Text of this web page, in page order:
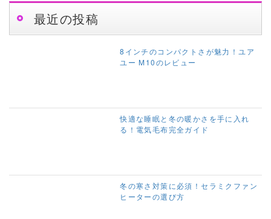
最近の投稿
8インチのコンパクトさが魅力！ユア
ユー M10のレビュー
快適な睡眠と冬の暖かさを手に入れ
る！電気毛布完全ガイド
冬の寒さ対策に必須！セラミクファン
ヒーターの選び方